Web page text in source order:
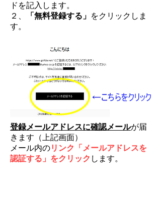
ドを記入します。
​２、
「無料登録する」 をクリックしま
す。
登録メールアドレスに確認メールが届
きます（上記画面）
メール内のリンク「メールアドレスを
認証する」をクリック します。